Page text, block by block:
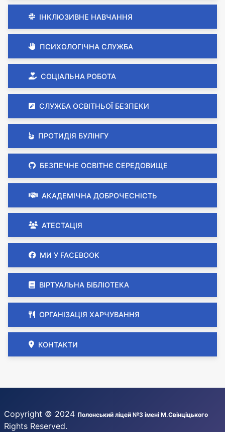
ІНКЛЮЗИВНЕ НАВЧАННЯ
ПСИХОЛОГІЧНА СЛУЖБА
СОЦІАЛЬНА РОБОТА
СЛУЖБА ОСВІТНЬОЇ БЕЗПЕКИ
ПРОТИДІЯ БУЛІНГУ
БЕЗПЕЧНЕ ОСВІТНЄ СЕРЕДОВИЩЕ
АКАДЕМІЧНА ДОБРОЧЕСНІСТЬ
АТЕСТАЦІЯ
МИ У FACEBOOK
ВІРТУАЛЬНА БІБЛІОТЕКА
ОРГАНІЗАЦІЯ ХАРЧУВАННЯ
КОНТАКТИ
Copyright © 2024 Полонський ліцей №3 імені М.Свінціцького
Rights Reserved.